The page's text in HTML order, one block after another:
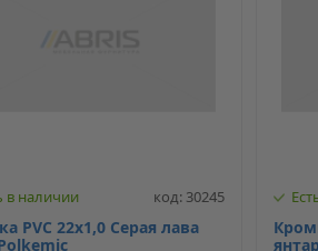
в наличии код: 30245
PVC 22х1,0 Серая лава